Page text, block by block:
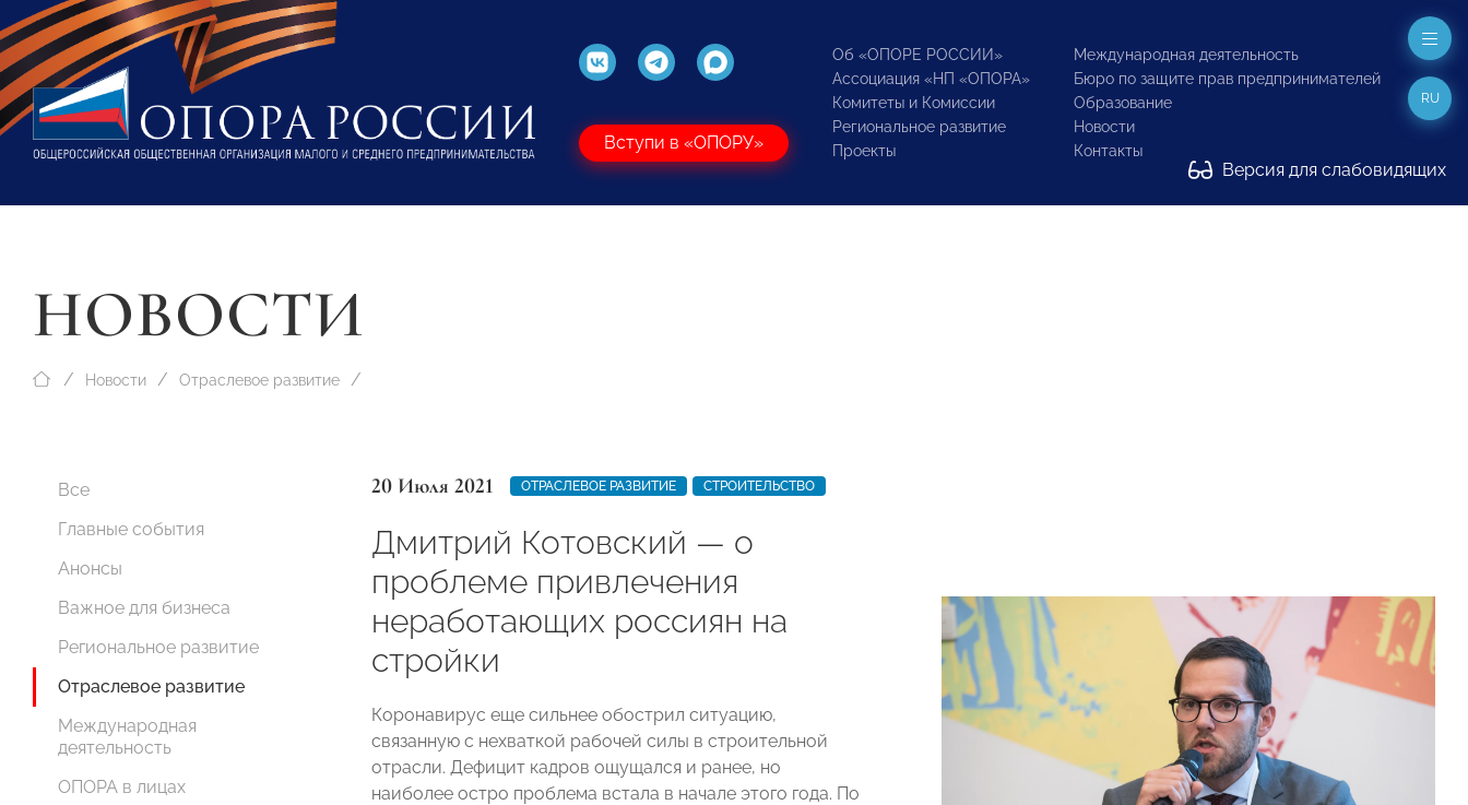
Вступи в «ОПОРУ»
Об «ОПОРЕ РОССИИ»
Ассоциация «НП «ОПОРА»
Комитеты и Комиссии
Региональное развитие
Проекты
Международная деятельность
Бюро по защите прав предпринимателей
Образование
Новости
Контакты
Версия для слабовидящих
RU
НОВОСТИ
Новости Отраслевое развитие
Все
Главные события
Анонсы
Важное для бизнеса
Региональное развитие
Отраслевое развитие
Международная
деятельность
ОПОРА в лицах
20 Июля 2021 ОТРАСЛЕВОЕ РАЗВИТИЕ СТРОИТЕЛЬСТВО
Дмитрий Котовский — о
проблеме привлечения
неработающих россиян на
стройки
Коронавирус еще сильнее обострил ситуацию,
связанную с нехваткой рабочей силы в строительной
отрасли. Дефицит кадров ощущался и ранее, но
наиболее остро проблема встала в начале этого года. По